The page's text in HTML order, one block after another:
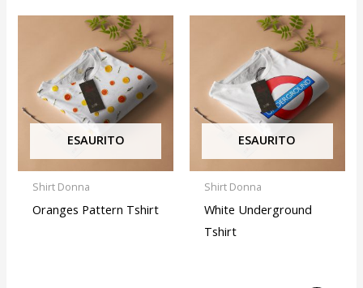
ESAURITO
Shirt Donna
Oranges Pattern Tshirt
ESAURITO
Shirt Donna
White Underground
Tshirt